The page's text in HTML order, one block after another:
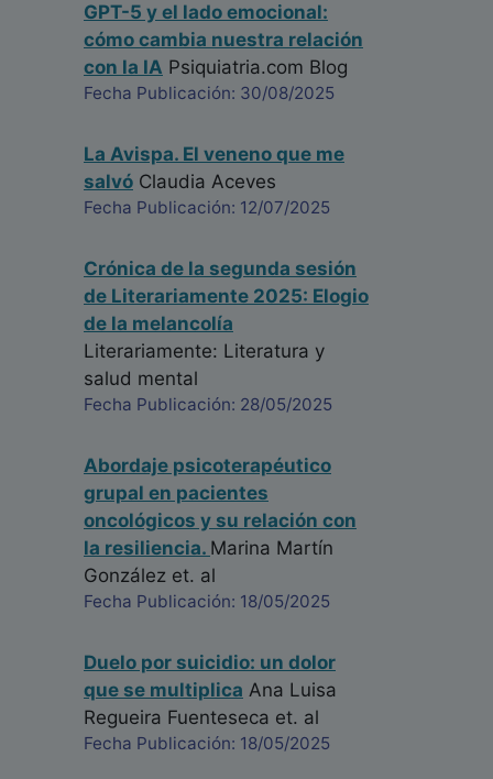
GPT-5 y el lado emocional:
cómo cambia nuestra relación
con la IA Psiquiatria.com Blog
Fecha Publicación: 30/08/2025
La Avispa. El veneno que me
salvó Claudia Aceves
Fecha Publicación: 12/07/2025
Crónica de la segunda sesión
de Literariamente 2025: Elogio
de la melancolía
Literariamente: Literatura y
salud mental
Fecha Publicación: 28/05/2025
Abordaje psicoterapéutico
grupal en pacientes
oncológicos y su relación con
la resiliencia. Marina Martín
González et. al
Fecha Publicación: 18/05/2025
Duelo por suicidio: un dolor
que se multiplica Ana Luisa
Regueira Fuenteseca et. al
Fecha Publicación: 18/05/2025